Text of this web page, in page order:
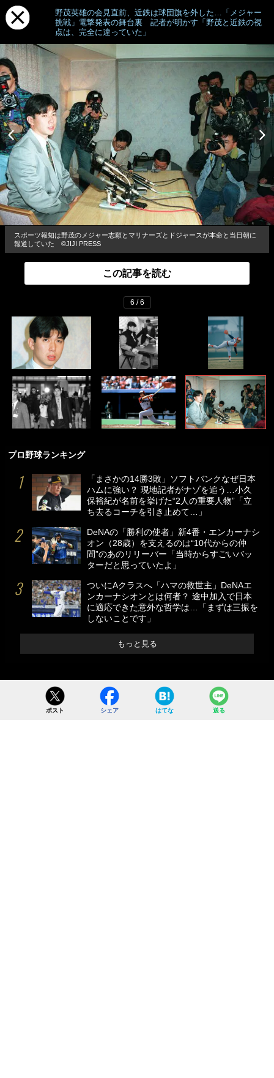
野茂英雄の会見直前、近鉄は球団旗を外した…「メジャー
挑戦」電撃発表の舞台裏 記者が明かす「野茂と近鉄の視
点は、完全に違っていた」
スポーツ報知は野茂のメジャー志願とマリナーズとドジャースが本命と当日朝に
報道していた ©JIJI PRESS
この記事を読む
6 / 6
プロ野球ランキング
「まさかの14勝3敗」ソフトバンクなぜ日本
ハムに強い？ 現地記者がナゾを追う…小久
保裕紀が名前を挙げた“2人の重要人物”「立
ち去るコーチを引き止めて…」
DeNAの「勝利の使者」新4番・エンカーナシ
オン（28歳）を支えるのは“10代からの仲
間”のあのリリーバー「当時からすごいバッ
ターだと思っていたよ」
ついにAクラスへ「ハマの救世主」DeNAエ
ンカーナシオンとは何者？ 途中加入で日本
に適応できた意外な哲学は…「まずは三振を
しないことです」
もっと見る
ポスト シェア はてな 送る